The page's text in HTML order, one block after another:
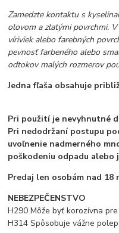
Zamedzte kontaktu s
olovom a zlatými povrchmi.
víriviek alebo farebných
pevnosť farbeného alebo
odtokov malých rozmerov
Jedna fľaša obsahuje
Pri použití je nevyhnutné
Pri nedodržaní postupu
uvoľnenie nadmerného
poškodeniu odpadu alebo
Predaj len osobám nad 18
NEBEZPEČENSTVO
H290 Môže byť korozívna pre
H314 Spôsobuje vážne